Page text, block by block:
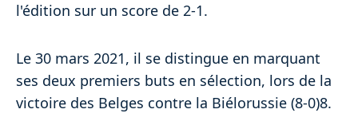
l'édition sur un score de 2-1.
Le 30 mars 2021, il se distingue en marquant
ses deux premiers buts en sélection, lors de la
victoire des Belges contre la Biélorussie (8-0)8.